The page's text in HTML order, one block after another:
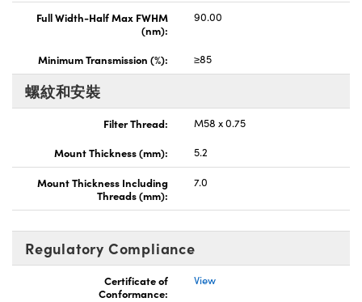
Full Width-Half Max FWHM
(nm):
90.00
Minimum Transmission (%): ≥85
螺紋和安裝
Filter Thread:
M58 x 0.75
Mount Thickness (mm):
5.2
Mount Thickness Including
Threads (mm):
7.0
Regulatory Compliance
Certificate of
Conformance:
View